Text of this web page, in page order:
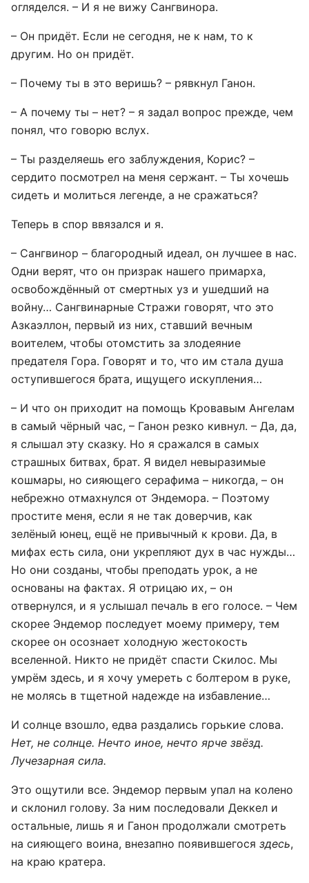
огляделся. – И я не вижу Сангвинора.
– Он придёт. Если не сегодня, не к нам, то к
другим. Но он придёт.
– Почему ты в это веришь? – рявкнул Ганон.
– А почему ты – нет? – я задал вопрос прежде, чем
понял, что говорю вслух.
– Ты разделяешь его заблуждения, Корис? –
сердито посмотрел на меня сержант. – Ты хочешь
сидеть и молиться легенде, а не сражаться?
Теперь в спор ввязался и я.
– Сангвинор – благородный идеал, он лучшее в нас.
Одни верят, что он призрак нашего примарха,
освобождённый от смертных уз и ушедший на
войну… Сангвинарные Стражи говорят, что это
Азкаэллон, первый из них, ставший вечным
воителем, чтобы отомстить за злодеяние
предателя Гора. Говорят и то, что им стала душа
оступившегося брата, ищущего искупления…
– И что он приходит на помощь Кровавым Ангелам
в самый чёрный час, – Ганон резко кивнул. – Да, да,
я слышал эту сказку. Но я сражался в самых
страшных битвах, брат. Я видел невыразимые
кошмары, но сияющего серафима – никогда, – он
небрежно отмахнулся от Эндемора. – Поэтому
простите меня, если я не так доверчив, как
зелёный юнец, ещё не привычный к крови. Да, в
мифах есть сила, они укрепляют дух в час нужды…
Но они созданы, чтобы преподать урок, а не
основаны на фактах. Я отрицаю их, – он
отвернулся, и я услышал печаль в его голосе. – Чем
скорее Эндемор последует моему примеру, тем
скорее он осознает холодную жестокость
вселенной. Никто не придёт спасти Скилос. Мы
умрём здесь, и я хочу умереть с болтером в руке,
не молясь в тщетной надежде на избавление…
И солнце взошло, едва раздались горькие слова.
Нет, не солнце. Нечто иное, нечто ярче звёзд.
Лучезарная сила.
Это ощутили все. Эндемор первым упал на колено
и склонил голову. За ним последовали Деккел и
остальные, лишь я и Ганон продолжали смотреть
на сияющего воина, внезапно появившегося здесь,
на краю кратера.